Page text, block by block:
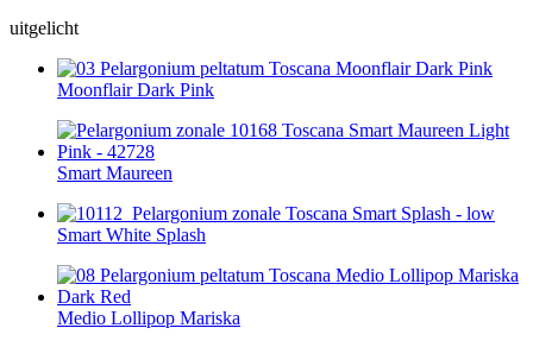
uitgelicht
Moonflair Dark Pink
Smart Maureen
Smart White Splash
Medio Lollipop Mariska